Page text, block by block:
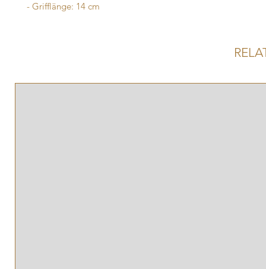
- Grifflänge: 14 cm